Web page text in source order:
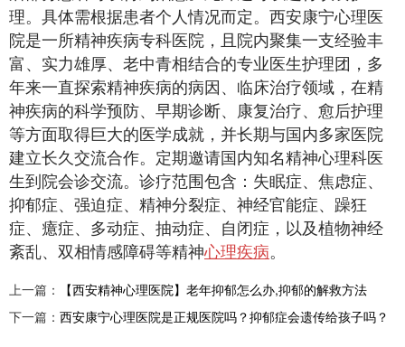
理。具体需根据患者个人情况而定。西安康宁心理医
院是一所精神疾病专科医院，且院内聚集一支经验丰
富、实力雄厚、老中青相结合的专业医生护理团，多
年来一直探索精神疾病的病因、临床治疗领域，在精
神疾病的科学预防、早期诊断、康复治疗、愈后护理
等方面取得巨大的医学成就，并长期与国内多家医院
建立长久交流合作。定期邀请国内知名精神心理科医
生到院会诊交流。诊疗范围包含：失眠症、焦虑症、
抑郁症、强迫症、精神分裂症、神经官能症、躁狂
症、癔症、多动症、抽动症、自闭症，以及植物神经
紊乱、双相情感障碍等精神心理疾病。
上一篇：
【西安精神心理医院】老年抑郁怎么办,抑郁的解救方法
下一篇： 西安康宁心理医院是正规医院吗？抑郁症会遗传给孩子吗？